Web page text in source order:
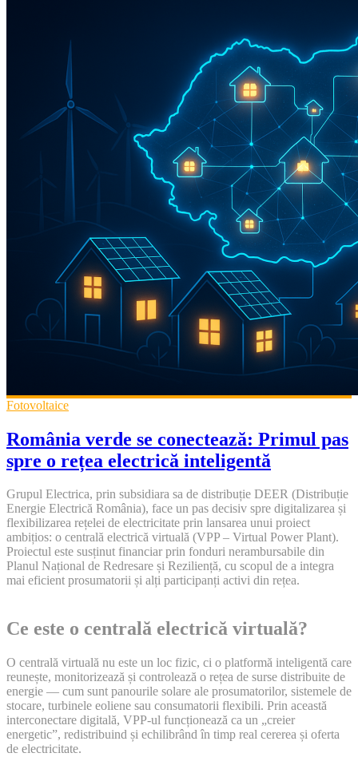
Fotovoltaice
România verde se conectează: Primul pas
spre o rețea electrică inteligentă
Grupul Electrica, prin subsidiara sa de distribuție DEER (Distribuție
Energie Electrică România), face un pas decisiv spre digitalizarea și
flexibilizarea rețelei de electricitate prin lansarea unui proiect
ambițios: o centrală electrică virtuală (VPP – Virtual Power Plant).
Proiectul este susținut financiar prin fonduri nerambursabile din
Planul Național de Redresare și Reziliență, cu scopul de a integra
mai eficient prosumatorii și alți participanți activi din rețea.
Ce este o centrală electrică virtuală?
O centrală virtuală nu este un loc fizic, ci o platformă inteligentă care
reunește, monitorizează și controlează o rețea de surse distribuite de
energie — cum sunt panourile solare ale prosumatorilor, sistemele de
stocare, turbinele eoliene sau consumatorii flexibili. Prin această
interconectare digitală, VPP-ul funcționează ca un „creier
energetic”, redistribuind și echilibrând în timp real cererea și oferta
de electricitate.